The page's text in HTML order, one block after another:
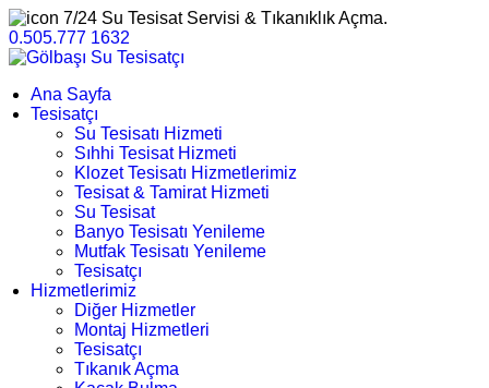
7/24 Su Tesisat Servisi & Tıkanıklık Açma.
0.505.777 1632
Ana Sayfa
Tesisatçı
Su Tesisatı Hizmeti
Sıhhi Tesisat Hizmeti
Klozet Tesisatı Hizmetlerimiz
Tesisat & Tamirat Hizmeti
Su Tesisat
Banyo Tesisatı Yenileme
Mutfak Tesisatı Yenileme
Tesisatçı
Hizmetlerimiz
Diğer Hizmetler
Montaj Hizmetleri
Tesisatçı
Tıkanık Açma